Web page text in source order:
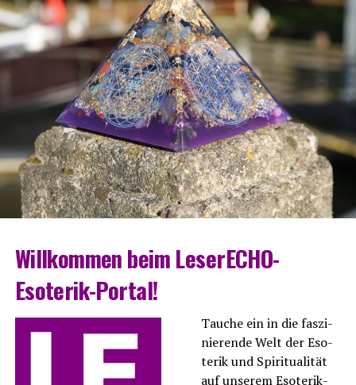
Will­kom­men beim LeserECHO-
Esoterik-Portal!
Tau­che ein in die fas­zi­
nie­ren­de Welt der Eso­
te­rik und Spi­ri­tua­li­tät
auf unse­remEso­te­rik-